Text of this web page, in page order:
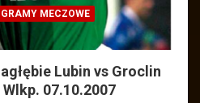
MECZOWE
Lubin vs Groclin
07.10.2007